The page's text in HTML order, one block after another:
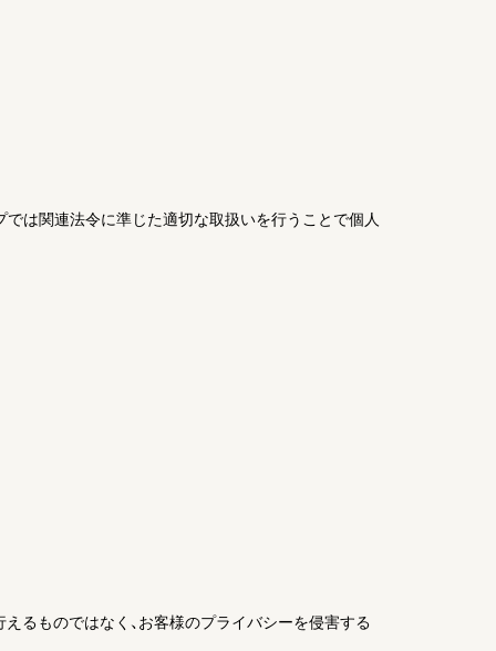
では関連法令に準じた適切な取扱いを行うことで個人
えるものではなく、お客様のプライバシーを侵害する